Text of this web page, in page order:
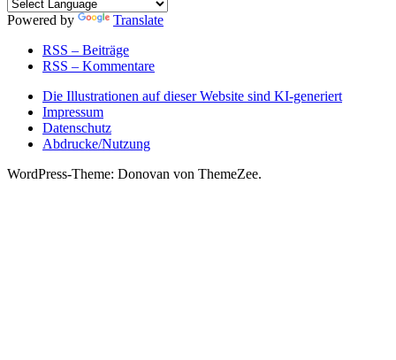
Powered by
Translate
RSS – Beiträge
RSS – Kommentare
Die Illustrationen auf dieser Website sind KI-generiert
Impressum
Datenschutz
Abdrucke/Nutzung
WordPress-Theme: Donovan von ThemeZee.